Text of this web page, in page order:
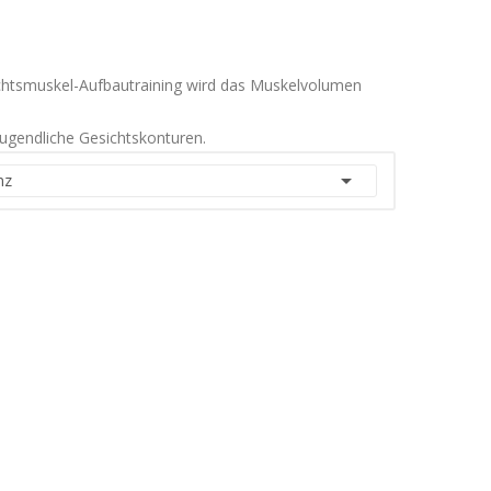
Aufbautraining wird das Muskelvolumen
Gesichtskonturen.
